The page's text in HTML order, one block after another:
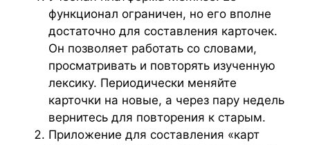
функционал ограничен, но его вполне
достаточно для составления карточек.
Он позволяет работать со словами,
просматривать и повторять изученную
лексику. Периодически меняйте
карточки на новые, а через пару недель
вернитесь для повторения к старым.
Приложение для составления «карт